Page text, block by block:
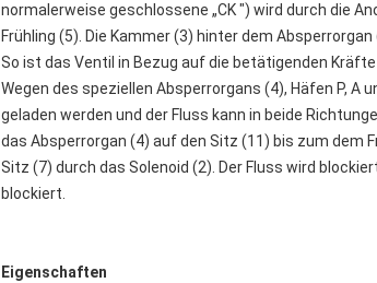
normalerweise geschlossene „CK ") wird durch die
Frühling (5). Die Kammer (3) hinter dem
So ist das Ventil in Bezug auf die betätigenden
Wegen des speziellen Absperrorgans (4), Häfen P,
geladen werden und der Fluss kann in beide
das Absperrorgan (4) auf den Sitz (11) bis zum dem
Sitz (7) durch das Solenoid (2). Der Fluss wird
blockiert.
Eigenschaften